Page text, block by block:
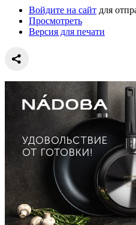
Войдите на сайт для
Просмотреть
Версия для печати